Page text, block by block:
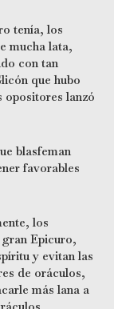
tenía, los
mucha lata,
con tan
que hubo
opositores lanzó
blasfeman
favorables
los
Epicuro,
y evitan las
de oráculos,
más lana a